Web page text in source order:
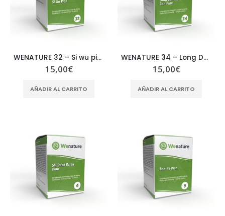
WENATURE 32 – Si wu pian
15,00€
AÑADIR AL CARRITO
WENATURE 34 – Long Dan Xie Gan Pian
15,00€
AÑADIR AL CARRITO